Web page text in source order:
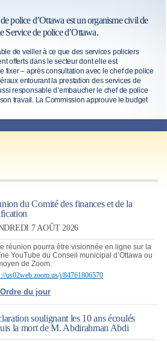
police d’Ottawa est un organisme civil de
Service de police d’Ottawa.
de veiller à ce que des services policiers
offerts dans le secteur dont elle est
fixer – après consultation avec le chef de police
entourant la prestation des services de
responsable d’embaucher le chef de police
travail. La Commission approuve le budget
ans.
du Comité des finances et de la
7 AOÛT 2026
réunion pourra être visionnée en ligne sur la
YouTube du Conseil municipal d’Ottawa ou
de Zoom:
us02web.zoom.us/j/84761806570
Ordre du jour
soulignant les 10 ans écoulés
la mort de M. Abdirahman Abdi